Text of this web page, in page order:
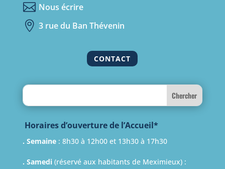
 Nous écrire
 3 rue du Ban Thévenin
CONTACT
Search
Horaires d’ouverture de l’Accueil*
. Semaine: 8h30 à 12h00 et 13h30 à 17h30
. Samedi(réservé aux habitants de Meximieux) :